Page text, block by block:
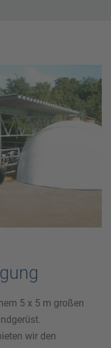
5 x 5 m großen
wir den